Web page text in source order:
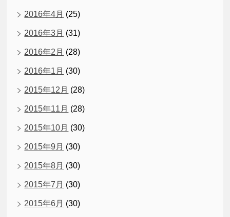
2016年4月 (25)
2016年3月 (31)
2016年2月 (28)
2016年1月 (30)
2015年12月 (28)
2015年11月 (28)
2015年10月 (30)
2015年9月 (30)
2015年8月 (30)
2015年7月 (30)
2015年6月 (30)